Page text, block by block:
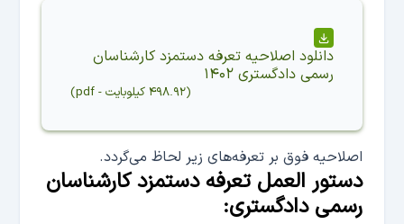
دانلود اصلاحیه تعرفه دستمزد کارشناسان
رسمی دادگستری ۱۴۰۲
(۴۹۸.۹۲ کیلوبایت -
pdf
)
اصلاحیه فوق بر تعرفه‌های زیر لحاظ می‌گردد.
دستور العمل تعرفه دستمزد کارشناسان
رسمی دادگستری: